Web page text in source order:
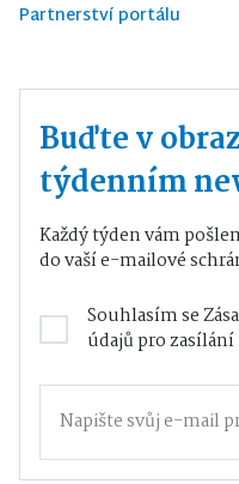
Partnerství portálu
Buďte v
týdenním
Každý týden vám
do vaší e-mailové
Souhlasím se
údajůpro